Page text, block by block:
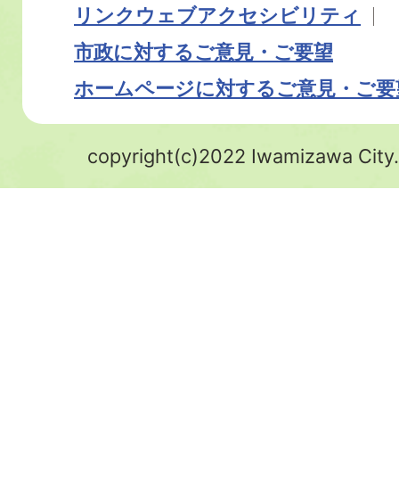
リンク ウェブアクセシビリティ
市政に対するご意見・ご要望
ホームページに対するご意見・ご
copyright(c)2022 Iwamizawa